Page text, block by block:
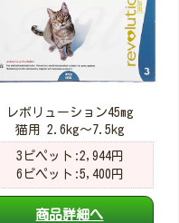
レボリューション45mg
猫用 2.6kg～7.5kg
3ピペット:2,944円
6ピペット:5,400円
商品詳細へ